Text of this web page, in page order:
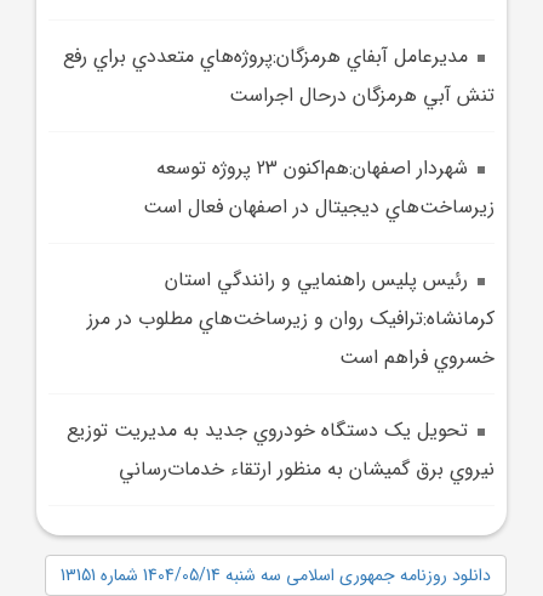
مديرعامل آبفاي هرمزگان:پروژه‌هاي متعددي براي رفع
تنش آبي هرمزگان درحال اجراست
شهردار اصفهان:هم‌اکنون 23 پروژه توسعه
زيرساخت‌هاي ديجيتال در اصفهان فعال است
رئيس پليس راهنمايي و رانندگي استان
کرمانشاه:ترافيک روان و زيرساخت‌هاي مطلوب در مرز
خسروي فراهم است
تحويل يک دستگاه خودروي جديد به مديريت توزيع
نيروي برق گميشان به منظور ارتقاء خدمات‌رساني
دانلود روزنامه جمهوری اسلامی سه شنبه 1404/05/14 شماره 13151